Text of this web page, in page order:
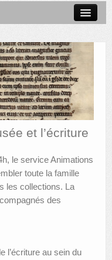
et l’écriture
le service Animations
toute la famille
les collections. La
des
l’écriture au sein du